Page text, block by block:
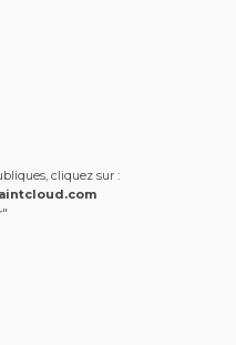
cliquez sur :